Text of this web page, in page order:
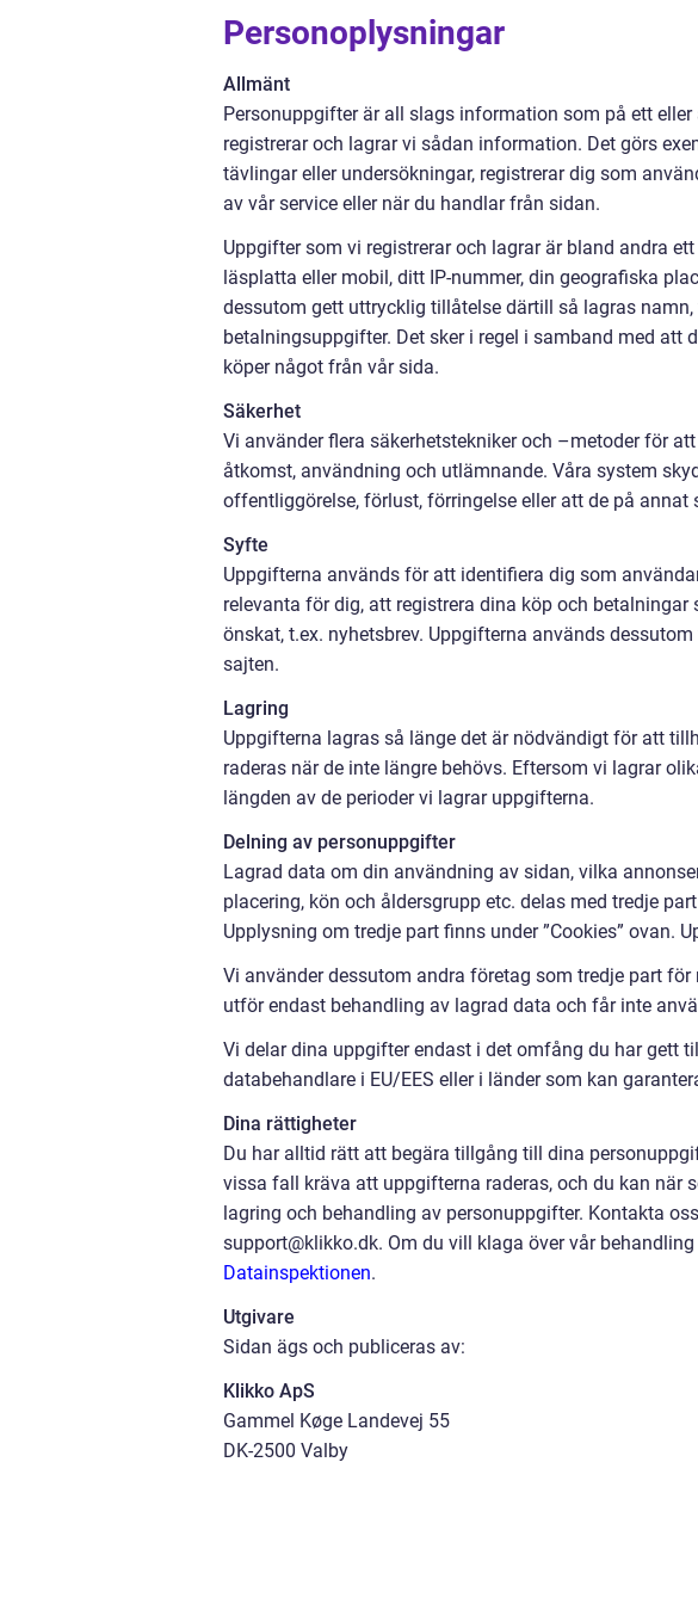
Personoplysningar
Allmänt
Personuppgifter är all slags information som på ett
registrerar och lagrar vi sådan information. Det görs
tävlingar eller undersökningar, registrerar dig som
av vår service eller när du handlar från sidan.
Uppgifter som vi registrerar och lagrar är bland andra
läsplatta eller mobil, ditt IP-nummer, din geografiska
dessutom gett uttrycklig tillåtelse därtill så lagras
betalningsuppgifter. Det sker i regel i samband med att
köper något från vår sida.
Säkerhet
Vi använder flera säkerhetstekniker och –metoder för
åtkomst, användning och utlämnande. Våra system
offentliggörelse, förlust, förringelse eller att de på annat
Syfte
Uppgifterna används för att identifiera dig som
relevanta för dig, att registrera dina köp och
önskat, t.ex. nyhetsbrev. Uppgifterna används
sajten.
Lagring
Uppgifterna lagras så länge det är nödvändigt för att
raderas när de inte längre behövs. Eftersom vi lagrar
längden av de perioder vi lagrar uppgifterna.
Delning av personuppgifter
Lagrad data om din användning av sidan, vilka
placering, kön och åldersgrupp etc. delas med tredje
Upplysning om tredje part finns under ”Cookies” ovan.
Vi använder dessutom andra företag som tredje part
utför endast behandling av lagrad data och får inte
Vi delar dina uppgifter endast i det omfång du har gett
databehandlare i EU/EES eller i länder som kan
Dina rättigheter
Du har alltid rätt att begära tillgång till dina
vissa fall kräva att uppgifterna raderas, och du kan
lagring och behandling av personuppgifter. Kontakta
support@klikko.dk. Om du vill klaga över vår
Datainspektionen.
Utgivare
Sidan ägs och publiceras av:
Klikko ApS
Gammel Køge Landevej 55
DK-2500 Valby